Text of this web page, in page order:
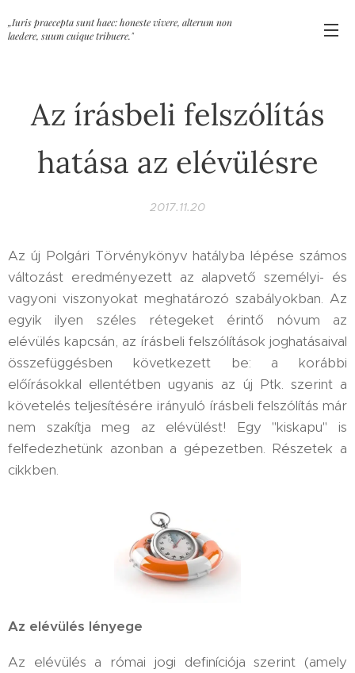
„Iuris praecepta sunt haec: honeste vivere, alterum non
laedere, suum cuique tribuere."
Az írásbeli felszólítás
hatása az elévülésre
2017.11.20
Az új Polgári Törvénykönyv hatályba lépése számos
változást eredményezett az alapvető személyi- és
vagyoni viszonyokat meghatározó szabályokban. Az
egyik ilyen széles rétegeket érintő nóvum az
elévülés kapcsán, az írásbeli felszólítások joghatásaival
összefüggésben következett be: a korábbi
előírásokkal ellentétben ugyanis az új Ptk. szerint a
követelés teljesítésére irányuló írásbeli felszólítás már
nem szakítja meg az elévülést! Egy "kiskapu" is
felfedezhetünk azonban a gépezetben. Részetek a
cikkben.
Az elévülés lényege
Az elévülés a római jogi definíciója szerint (amely